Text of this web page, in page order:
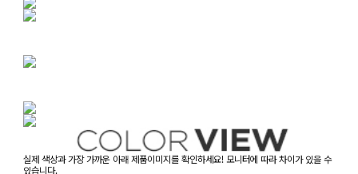
실제 색상과 가장 가까운 아래 제품이미지를 확인하세요! 모니터에 따라 차이가 있을 수
있습니다.